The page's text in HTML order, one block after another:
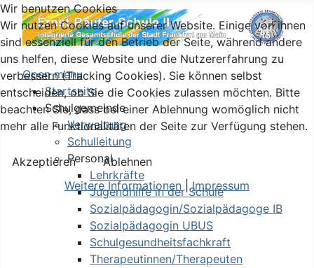
Open menu
Startseite
Schulgemeinde
Verwaltung
Schulleitung
Personal
Lehrkräfte
Jugendhilfe in der Schule
Sozialpädagogin/Sozialpädagoge IB
Sozialpädagogin UBUS
Schulgesundheitsfachkraft
Therapeutinnen/Therapeuten
Wir benutzen Cookies
Wir nutzen Cookies auf unserer Website. Einige von ihnen
sind essenziell für den Betrieb der Seite, während andere
uns helfen, diese Website und die Nutzererfahrung zu
verbessern (Tracking Cookies). Sie können selbst
entscheiden, ob Sie die Cookies zulassen möchten. Bitte
beachten Sie, dass bei einer Ablehnung womöglich nicht
mehr alle Funktionalitäten der Seite zur Verfügung stehen.
Akzeptieren
Ablehnen
Weitere Informationen |Impressum